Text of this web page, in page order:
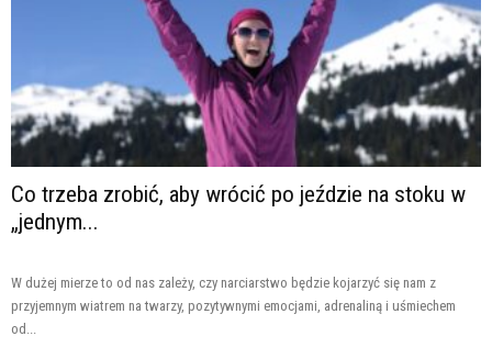
Co trzeba zrobić, aby wrócić po jeździe na stoku w
„jednym...
W dużej mierze to od nas zależy, czy narciarstwo będzie kojarzyć się nam z
przyjemnym wiatrem na twarzy, pozytywnymi emocjami, adrenaliną i uśmiechem
od...